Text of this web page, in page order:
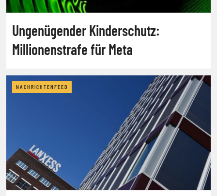
Ungenügender Kinderschutz:
Millionenstrafe für Meta
NACHRICHTENFEED